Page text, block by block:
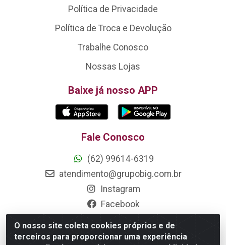
O nosso site coleta cookies próprios e de
terceiros para proporcionar uma experiência
Política de Privacidade
Política de Troca e Devolução
Trabalhe Conosco
Nossas Lojas
Baixe já nosso APP
Fale Conosco
(62) 99614-6319
atendimento@grupobig.com.br
Instagram
Facebook
Formas de Pagamento